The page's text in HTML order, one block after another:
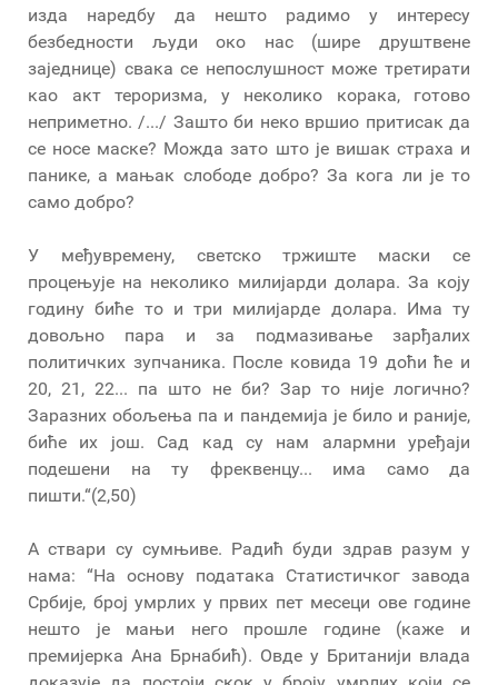
изда наредбу да нешто радимо у интересу
безбедности људи око нас (шире друштвене
заједнице) свака се непослушност може третирати
као акт тероризма, у неколико корака, готово
неприметно. /.../ Зашто би неко вршио притисак да
се носе маске? Можда зато што је вишак страха и
панике, а мањак слободе добро? За кога ли је то
само добро?
У међувремену, светско тржиште маски се
процењује на неколико милијарди долара. За коју
годину биће то и три милијарде долара. Има ту
довољно пара и за подмазивање зарђалих
политичких зупчаника. После ковида 19 доћи ће и
20, 21, 22... па што не би? Зар то није логично?
Заразних обољења па и пандемија је било и раније,
биће их још. Сад кад су нам алармни уређаји
подешени на ту фреквенцу... има само да
пишти.“(2,50)
А ствари су сумњиве. Радић буди здрав разум у
нама: “На основу података Статистичког завода
Србије, број умрлих у првих пет месеци ове године
нешто је мањи него прошле године (каже и
премијерка Ана Брнабић). Овде у Британији влада